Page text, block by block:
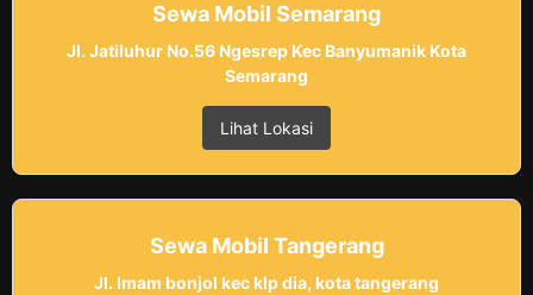
Sewa Mobil Semarang
Jl. Jatiluhur No.56 Ngesrep Kec Banyumanik Kota
Semarang
Lihat Lokasi
Sewa Mobil Tangerang
Jl. Imam bonjol kec klp dia, kota tangerang